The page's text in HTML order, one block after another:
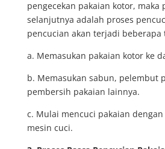
pengecekan pakaian kotor, maka
selanjutnya adalah proses
pencucian akan terjadi beberapa
a. Memasukan pakaian kotor ke
b. Memasukan sabun, pelembut
pembersih pakaian lainnya.
c. Mulai mencuci pakaian
mesin cuci.